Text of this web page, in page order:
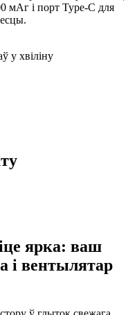
мАг і порт Type-C для
у хвіліну
ярка: ваш
і вентылятар